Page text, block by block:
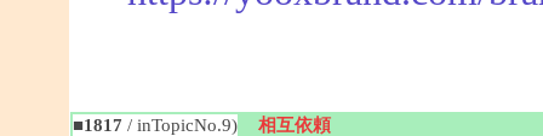
■1817 / inTopicNo.9) 相互依頼